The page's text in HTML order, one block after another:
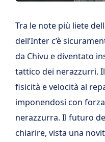
Tra le note più liete
dell’Inter c’è
da Chivu e diventato
tattico dei nerazzurri.
fisicità e velocità al
imponendosi con
nerazzurra. Il futuro
chiarire, vista una